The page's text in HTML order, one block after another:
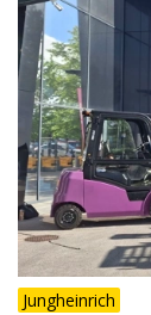
Jungheinrich